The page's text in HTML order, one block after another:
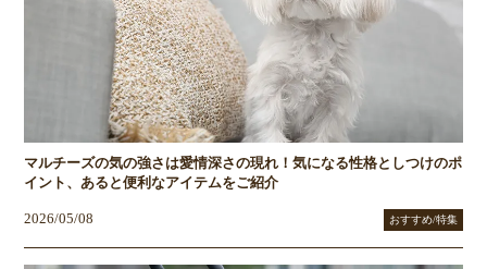
マルチーズの気の強さは愛情深さの現れ！気になる性格としつけのポ
イント、あると便利なアイテムをご紹介
2026/05/08 おすすめ/特集